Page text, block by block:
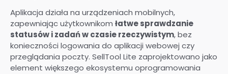
Aplikacja działa na urządzeniach mobilnych,
zapewniając użytkownikom łatwe sprawdzanie
statusów i zadań w czasie rzeczywistym, bez
konieczności logowania do aplikacji webowej czy
przeglądania poczty. SellTool Lite zaprojektowano jako
element większego ekosystemu oprogramowania